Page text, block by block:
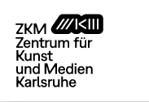
zum
Inhalt